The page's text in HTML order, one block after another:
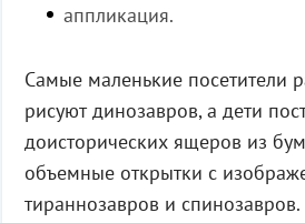
аппликация.
Самые маленькие посетители
рисуют динозавров, а дети
доисторических ящеров из
объемные открытки с
тираннозавров и спинозавров.